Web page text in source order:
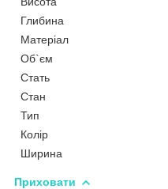
Глибина
Матеріал
Об`єм
Стать
Стан
Тип
Колір
Ширина
Приховати